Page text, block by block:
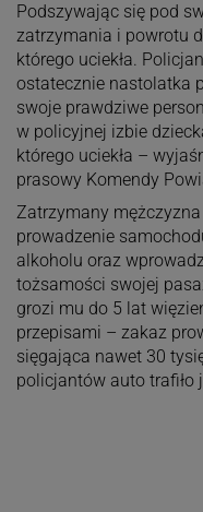
Podszywając się pod
zatrzymania i powrotu
którego uciekła.
ostatecznie nastolatka
swoje prawdziwe
w policyjnej izbie
którego uciekła –
prasowy Komendy
Zatrzymany
prowadzenie
alkoholu oraz
tożsamości swojej
grozi mu do 5 lat
przepisami – zakaz
sięgająca nawet 30
policjantów auto trafiło